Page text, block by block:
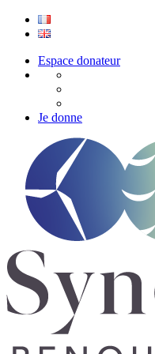
Espace donateur
Je donne